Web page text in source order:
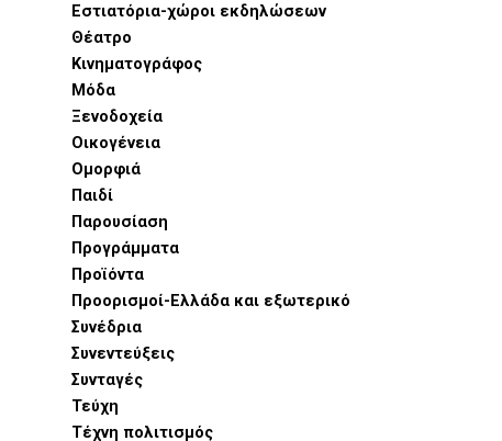
Εστιατόρια-χώροι εκδηλώσεων
Θέατρο
Κινηματογράφος
Μόδα
Ξενοδοχεία
Οικογένεια
Ομορφιά
Παιδί
Παρουσίαση
Προγράμματα
Προϊόντα
Προορισμοί-Ελλάδα και εξωτερικό
Συνέδρια
Συνεντεύξεις
Συνταγές
Τεύχη
Τέχνη πολιτισμός